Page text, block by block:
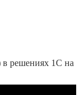
решениях 1С на